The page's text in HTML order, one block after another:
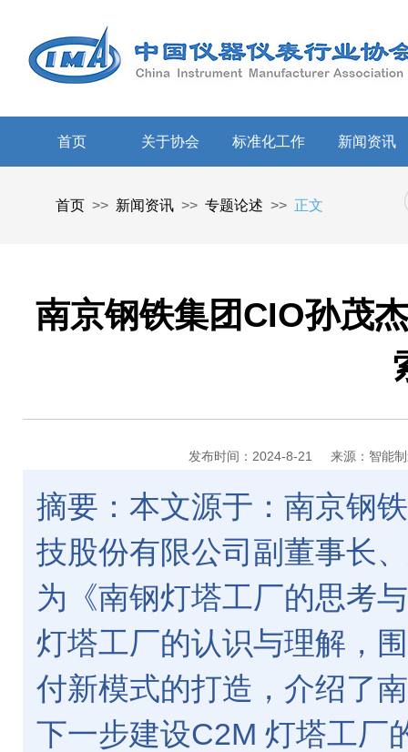
首页 关于协会 标准化工作 新闻资讯
首页 >> 新闻资讯 >> 专题论述 >> 正文
南京钢铁集团CIO孙茂
发布时间：2024-8-21 来源：智能
摘要：本文源于：南京钢
技股份有限公司副董事长
为《南钢灯塔工厂的思考
灯塔工厂的认识与理解，
付新模式的打造，介绍了
下一步建设C2M 灯塔工厂